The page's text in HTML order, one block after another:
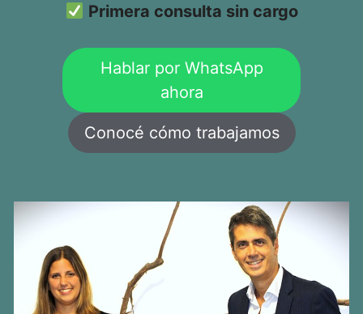
Primera consulta sin cargo
Hablar por WhatsApp
ahora
Conocé cómo trabajamos